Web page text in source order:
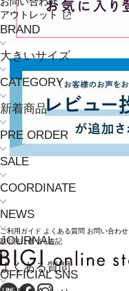
アウトレット
BRAND
大きいサイズ
CATEGORY
新着商品
PRE ORDER
SALE
COORDINATE
NEWS
JOURNAL
よくある質問
ご利用ガイド よくある質問 お問い合わせ
取引法に基づく表記
OFFICIAL SNS